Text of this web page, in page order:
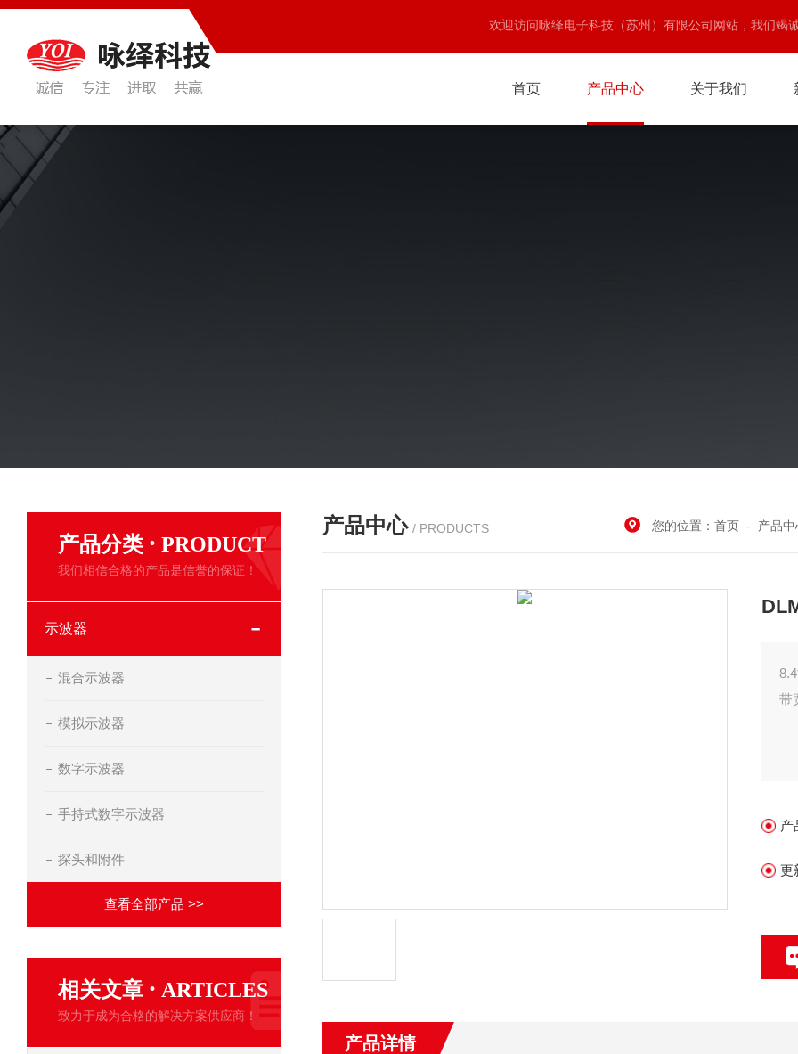
欢迎访问咏绎电子科技（苏州）有限公司网站，我们竭
首页 产品中心 关于我们
产品分类 · PRODUCT
我们相信合格的产品是信誉的保证！
示波器
混合示波器
模拟示波器
数字示波器
手持式数字示波器
探头和附件
查看全部产品 >>
相关文章 · ARTICLES
致力于成为合格的解决方案供应商！
产品中心 / PRODUCTS 您的位置：首页 - 产品中
带
产
更
产品详情